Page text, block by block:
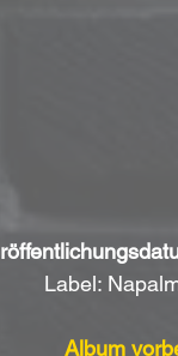
Label:
Album